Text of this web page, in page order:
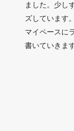
ました。少し
ズしています。
マイペースに
書いていきます